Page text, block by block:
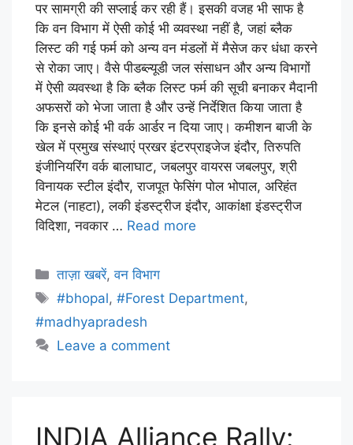
पर सामग्री की सप्लाई कर रही हैं। इसकी वजह भी साफ है
कि वन विभाग में ऐसी कोई भी व्यवस्था नहीं है, जहां ब्लैक
लिस्ट की गई फर्म को अन्य वन मंडलों में मैसेज कर धंधा करने
से रोका जाए। वैसे पीडब्ल्यूडी जल संसाधन और अन्य विभागों
में ऐसी व्यवस्था है कि ब्लैक लिस्ट फर्म की सूची बनाकर मैदानी
अफसरों को भेजा जाता है और उन्हें निर्देशित किया जाता है
कि इनसे कोई भी वर्क आर्डर न दिया जाए। कमीशन बाजी के
खेल में प्रमुख संस्थाएं प्रखर इंटरप्राइजेज इंदौर, तिरुपति
इंजीनियरिंग वर्क बालाघाट, जबलपुर वायरस जबलपुर, श्री
विनायक स्टील इंदौर, राजपूत फेसिंग पोल भोपाल, अरिहंत
मेटल (नाहटा), लकी इंडस्ट्रीज इंदौर, आकांक्षा इंडस्ट्रीज
विदिशा, नवकार … Read more
ताज़ा खबरें,वन विभाग
#bhopal,#Forest Department,
#madhyapradesh
Leave a comment
INDIA Alliance Rally: